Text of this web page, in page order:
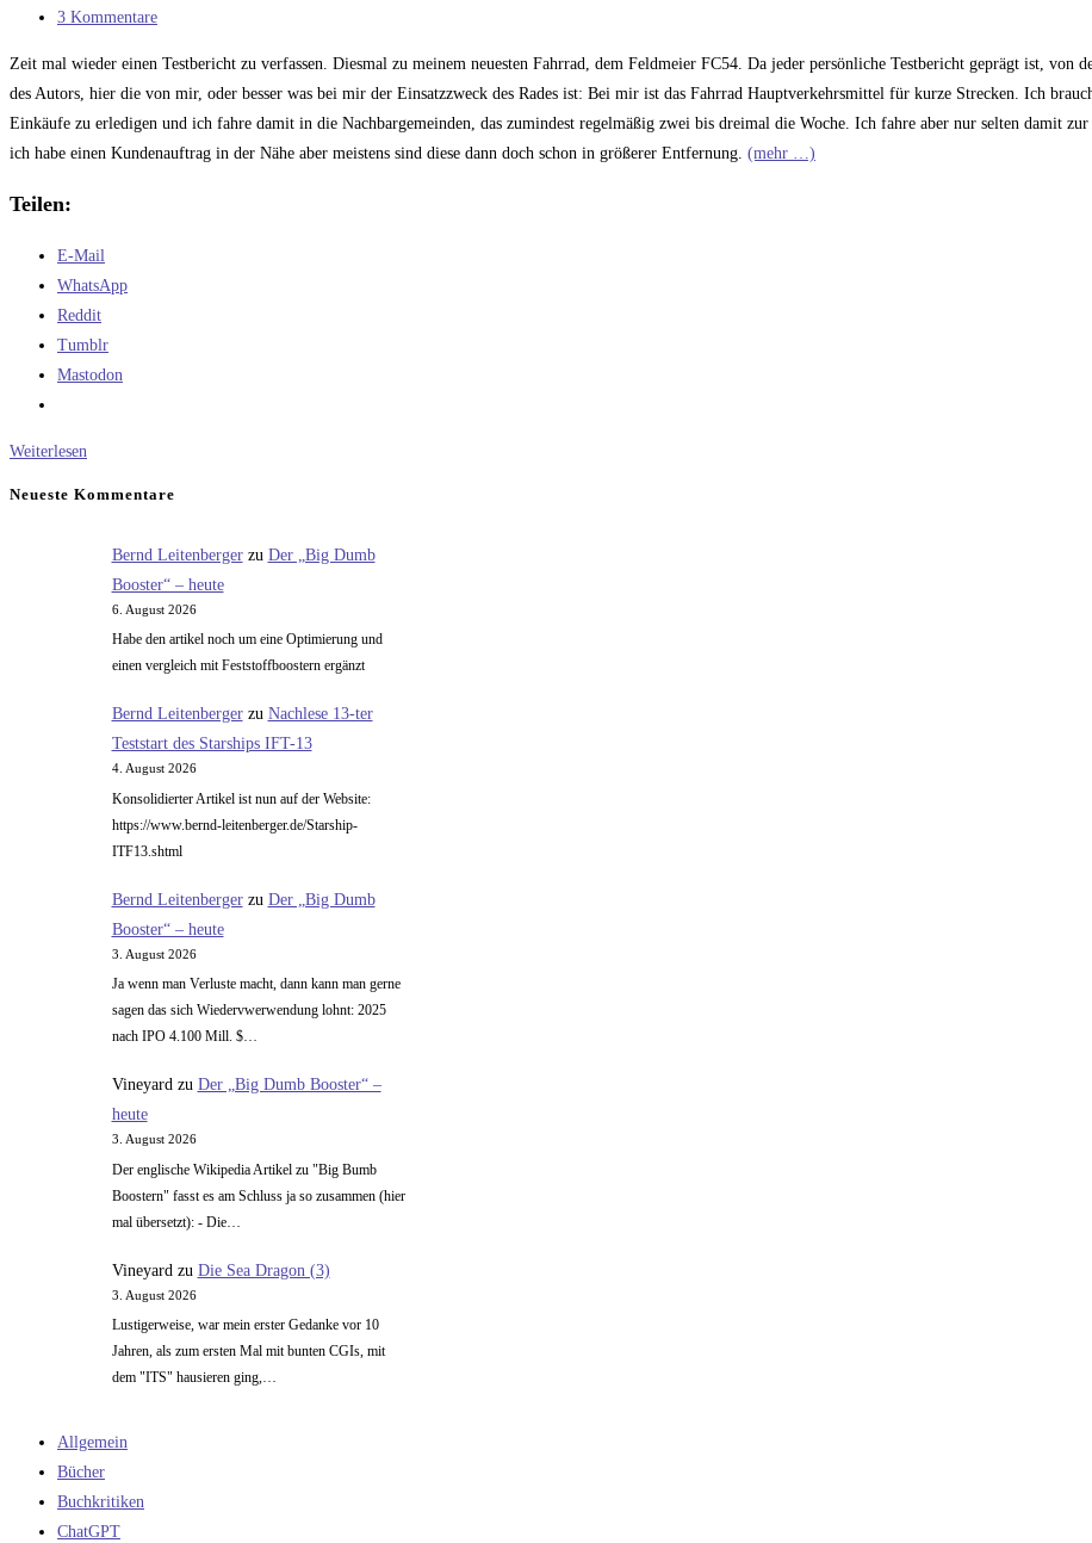
Kategorie:
Beitrags-
3 Kommentare
Zeit mal wieder einen Testbericht zu verfassen. Diesmal zu meinem neuesten Fahrrad, dem Feldmeier FC54. Da jeder persönliche Testbericht geprägt ist, von
des Autors, hier die von mir, oder besser was bei mir der Einsatzzweck des Rades ist: Bei mir ist das Fahrrad Hauptverkehrsmittel für kurze Strecken. Ich
Einkäufe zu erledigen und ich fahre damit in die Nachbargemeinden, das zumindest regelmäßig zwei bis dreimal die Woche. Ich fahre aber nur selten damit
ich habe einen Kundenauftrag in der Nähe aber meistens sind diese dann doch schon in größerer Entfernung. (mehr …)
Teilen:
E-Mail
WhatsApp
Reddit
Tumblr
Mastodon
Weiterlesen
Neueste Kommentare
Bernd Leitenbergerzu Der „Big Dumb
Booster“ – heute
6. August 2026
Habe den artikel noch um eine Optimierung und
einen vergleich mit Feststoffboostern ergänzt
Bernd Leitenbergerzu Nachlese 13-ter
Teststart des Starships IFT-13
4. August 2026
Konsolidierter Artikel ist nun auf der Website:
https://www.bernd-leitenberger.de/Starship-
ITF13.shtml
Bernd Leitenbergerzu Der „Big Dumb
Booster“ – heute
3. August 2026
Ja wenn man Verluste macht, dann kann man gerne
sagen das sich Wiedervwerwendung lohnt: 2025
nach IPO 4.100 Mill. $…
Vineyardzu Der „Big Dumb Booster“ –
heute
3. August 2026
Der englische Wikipedia Artikel zu "Big Bumb
Boostern" fasst es am Schluss ja so zusammen (hier
mal übersetzt): - Die…
Vineyard zu Die Sea Dragon (3)
3. August 2026
Lustigerweise, war mein erster Gedanke vor 10
Jahren, als zum ersten Mal mit bunten CGIs, mit
dem "ITS" hausieren ging,…
Allgemein
Bücher
Buchkritiken
ChatGPT